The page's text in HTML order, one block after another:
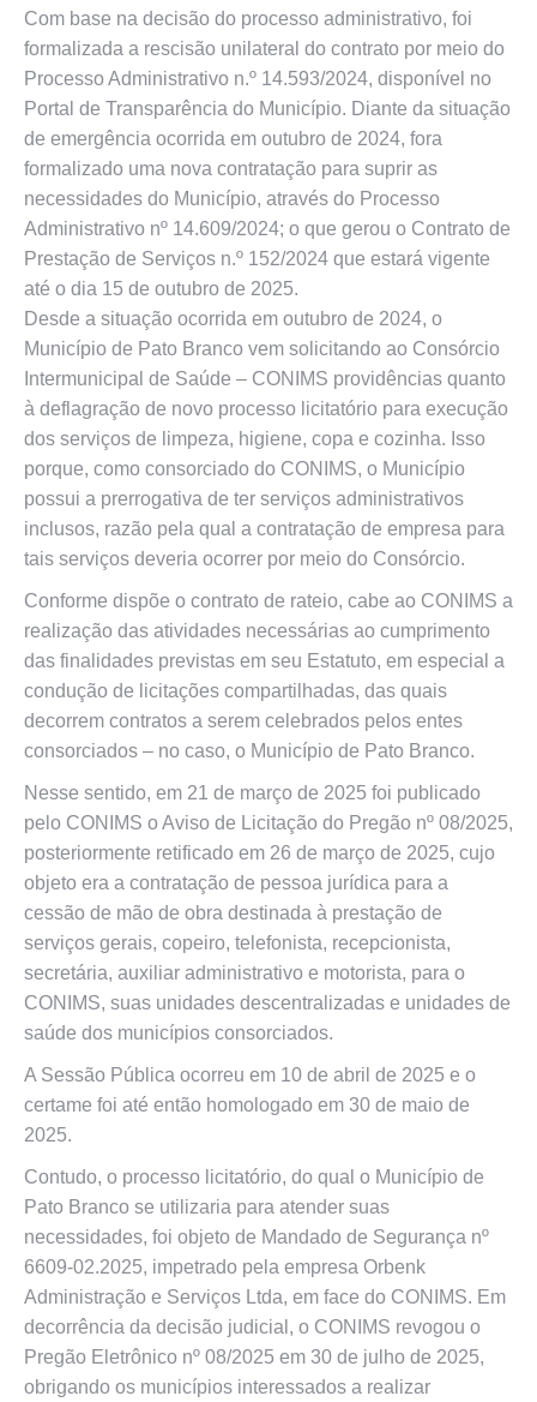
Com base na decisão do processo administrativo, foi
formalizada a rescisão unilateral do contrato por meio do
Processo Administrativo n.º 14.593/2024, disponível no
Portal de Transparência do Município. Diante da situação
de emergência ocorrida em outubro de 2024, fora
formalizado uma nova contratação para suprir as
necessidades do Município, através do Processo
Administrativo nº 14.609/2024; o que gerou o Contrato de
Prestação de Serviços n.º 152/2024 que estará vigente
até o dia 15 de outubro de 2025.
Desde a situação ocorrida em outubro de 2024, o
Município de Pato Branco vem solicitando ao Consórcio
Intermunicipal de Saúde – CONIMS providências quanto
à deflagração de novo processo licitatório para execução
dos serviços de limpeza, higiene, copa e cozinha. Isso
porque, como consorciado do CONIMS, o Município
possui a prerrogativa de ter serviços administrativos
inclusos, razão pela qual a contratação de empresa para
tais serviços deveria ocorrer por meio do Consórcio.
Conforme dispõe o contrato de rateio, cabe ao CONIMS a
realização das atividades necessárias ao cumprimento
das finalidades previstas em seu Estatuto, em especial a
condução de licitações compartilhadas, das quais
decorrem contratos a serem celebrados pelos entes
consorciados – no caso, o Município de Pato Branco.
Nesse sentido, em 21 de março de 2025 foi publicado
pelo CONIMS o Aviso de Licitação do Pregão nº 08/2025,
posteriormente retificado em 26 de março de 2025, cujo
objeto era a contratação de pessoa jurídica para a
cessão de mão de obra destinada à prestação de
serviços gerais, copeiro, telefonista, recepcionista,
secretária, auxiliar administrativo e motorista, para o
CONIMS, suas unidades descentralizadas e unidades de
saúde dos municípios consorciados.
A Sessão Pública ocorreu em 10 de abril de 2025 e o
certame foi até então homologado em 30 de maio de
2025.
Contudo, o processo licitatório, do qual o Município de
Pato Branco se utilizaria para atender suas
necessidades, foi objeto de Mandado de Segurança nº
6609-02.2025, impetrado pela empresa Orbenk
Administração e Serviços Ltda, em face do CONIMS. Em
decorrência da decisão judicial, o CONIMS revogou o
Pregão Eletrônico nº 08/2025 em 30 de julho de 2025,
obrigando os municípios interessados a realizar